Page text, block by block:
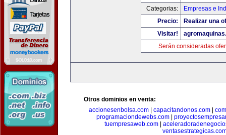
Categorias:
Empresas e
Precio:
Realizar una
Visitar!
Serán consideradas
Otros dominios en venta:
accionesenbolsa.com
capacitandonos.com
programaciondewebs.com
tuempresaweb.com